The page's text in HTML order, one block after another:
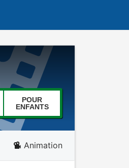
POUR
ENFANTS
Animation